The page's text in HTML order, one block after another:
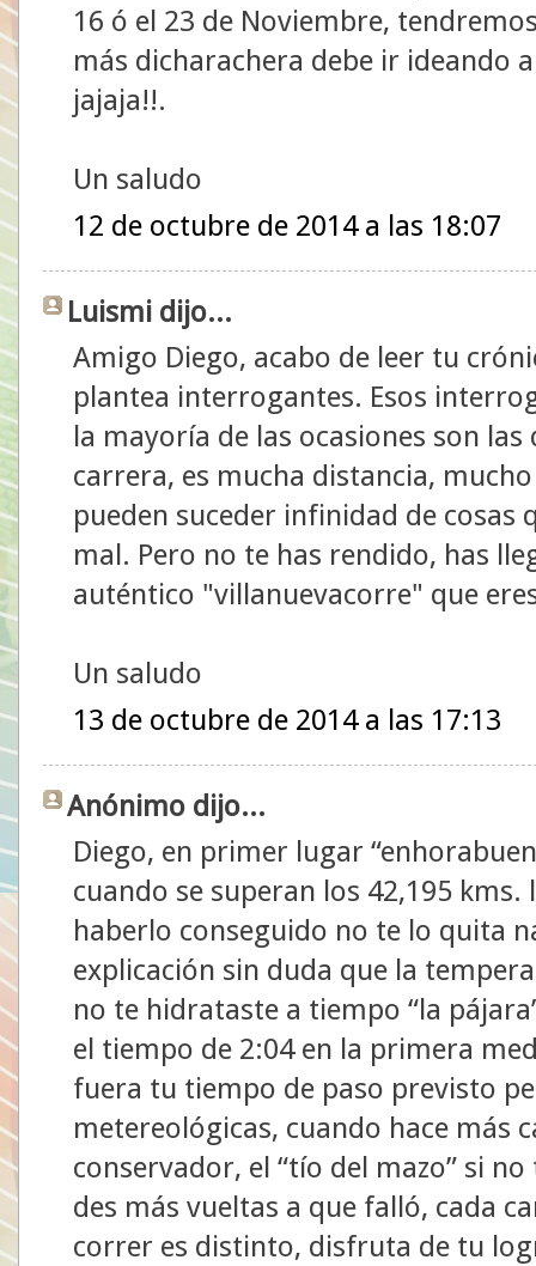
16 ó el 23 de Noviembre,
más dicharachera debe ir ideando
jajaja!!.
Un saludo
12 de octubre de 2014 a las 18:07
Luismi dijo...
Amigo Diego, acabo de leer tu
plantea interrogantes. Esos
la mayoría de las ocasiones son
carrera, es mucha distancia,
pueden suceder infinidad de cosas
mal. Pero no te has rendido, has
auténtico "villanuevacorre" que
Un saludo
13 de octubre de 2014 a las 17:13
Anónimo dijo...
Diego, en primer lugar
cuando se superan los 42,195
haberlo conseguido no te lo quita
explicación sin duda que la
no te hidrataste a tiempo “la
el tiempo de 2:04 en la primera
fuera tu tiempo de paso previsto
metereológicas, cuando hace más
conservador, el “tío del mazo” si
des más vueltas a que falló, cada
correr es distinto, disfruta de tu